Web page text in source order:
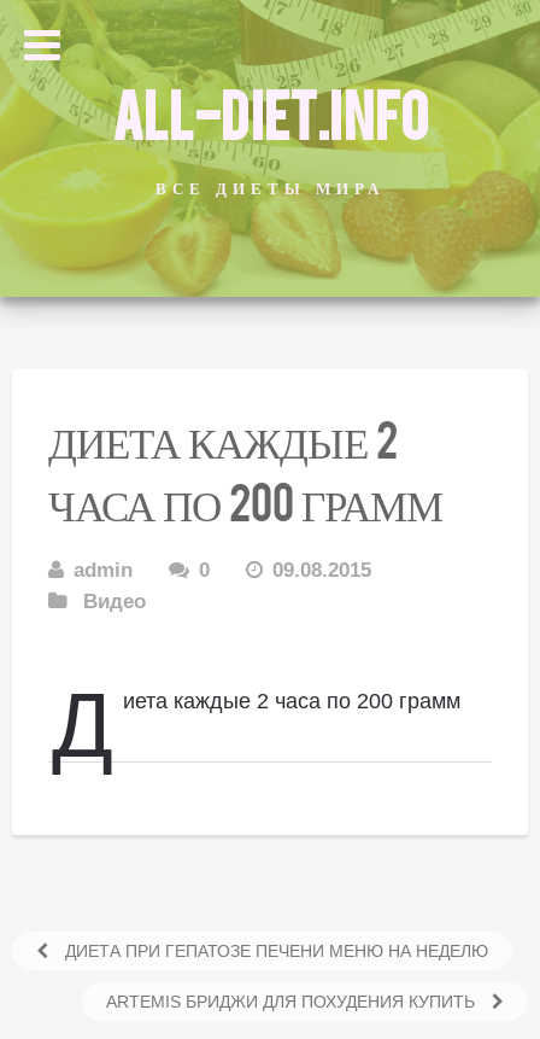
ALL-DIET.INFO
ВСЕ ДИЕТЫ МИРА
ДИЕТА КАЖДЫЕ 2
ЧАСА ПО 200 ГРАММ
admin 0
09.08.2015
Видео
Д иета каждые 2 часа по 200 грамм
ДИЕТА ПРИ ГЕПАТОЗЕ ПЕЧЕНИ МЕНЮ НА НЕДЕЛЮ
ARTEMIS БРИДЖИ ДЛЯ ПОХУДЕНИЯ КУПИТЬ